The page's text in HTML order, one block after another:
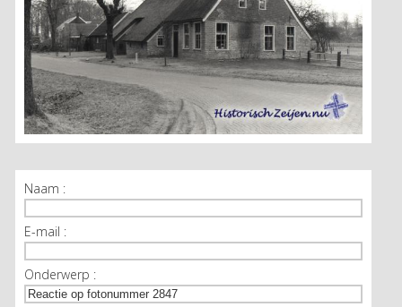
Naam :
E-mail :
Onderwerp :